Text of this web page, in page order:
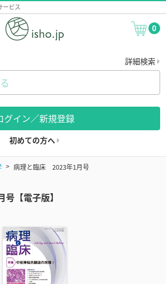
ービス
0
詳細検索
グイン／新規登録
初めての方へ
病理と臨床 2023年1月号
【電子版】